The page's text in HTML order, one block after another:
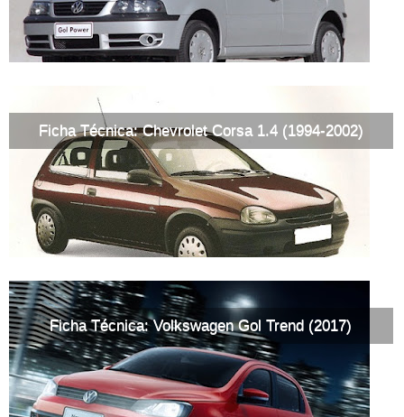
Ficha Técnica: Chevrolet Corsa 1.4 (1994-2002)
Ficha Técnica: Volkswagen Gol Trend (2017)